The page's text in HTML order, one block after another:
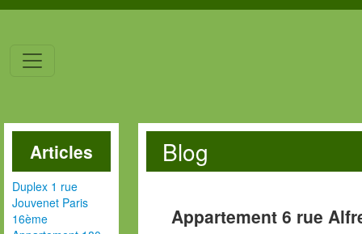
Articles
Duplex 1 rue
Jouvenet Paris
16ème
Blog
Appartement 6 rue